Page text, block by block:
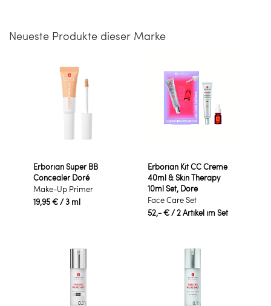
Neueste Produkte dieser Marke
Erborian Super BB
Concealer Doré
Make-Up Primer
19,95 €/ 3 ml
Erborian Kit CC Creme
40ml & Skin Therapy
10ml Set, Dore
Face Care Set
52,- €/ 2 Artikel im Set